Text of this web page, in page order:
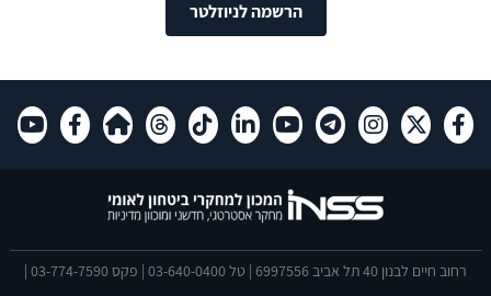
הרשמה לניוזלטר
רחוב חיים לבנון 40 תל אביב 6997556 | טל 03-640-0400 | פקס 03-774-7590 |